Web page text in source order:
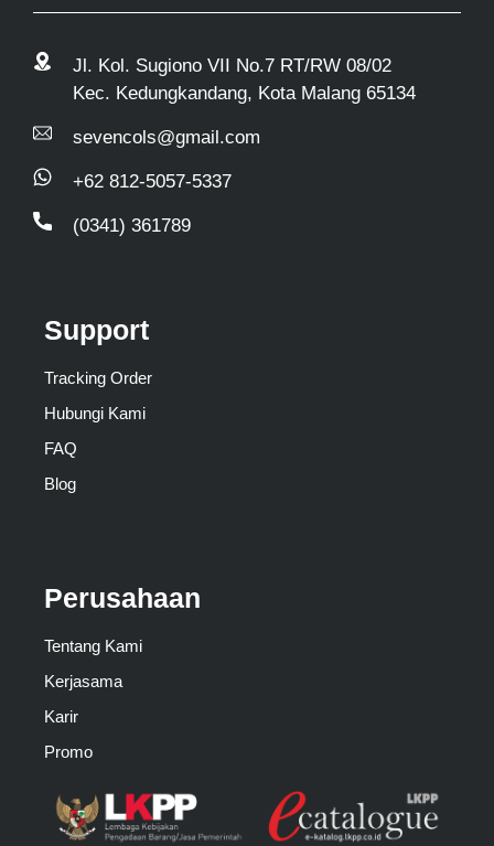
Jl. Kol. Sugiono VII No.7 RT/RW 08/02
Kec. Kedungkandang, Kota Malang 65134
sevencols@gmail.com
+62 812-5057-5337
(0341) 361789
Support
Tracking Order
Hubungi Kami
FAQ
Blog
Perusahaan
Tentang Kami
Kerjasama
Karir
Promo